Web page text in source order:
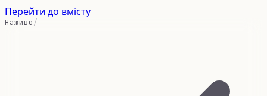
Перейти до вмісту
Наживо /